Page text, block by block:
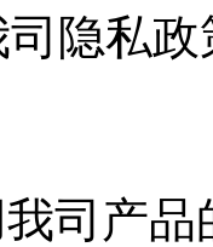
隐私政
司产